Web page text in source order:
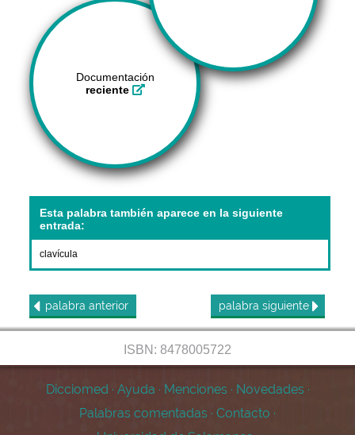
Documentación
reciente
Esta palabra también aparece en la siguiente
entrada:
clavícula
palabra anterior palabra siguiente
ISBN: 8478005722
Dicciomed · Ayuda · Menciones · Novedades ·
Palabras comentadas · Contacto ·